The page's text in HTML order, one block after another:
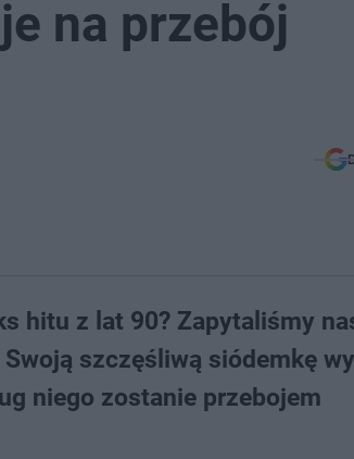
na przebój
hitu z lat 90? Zapytaliśmy
szczęśliwą siódemkę
niego zostanie przebojem